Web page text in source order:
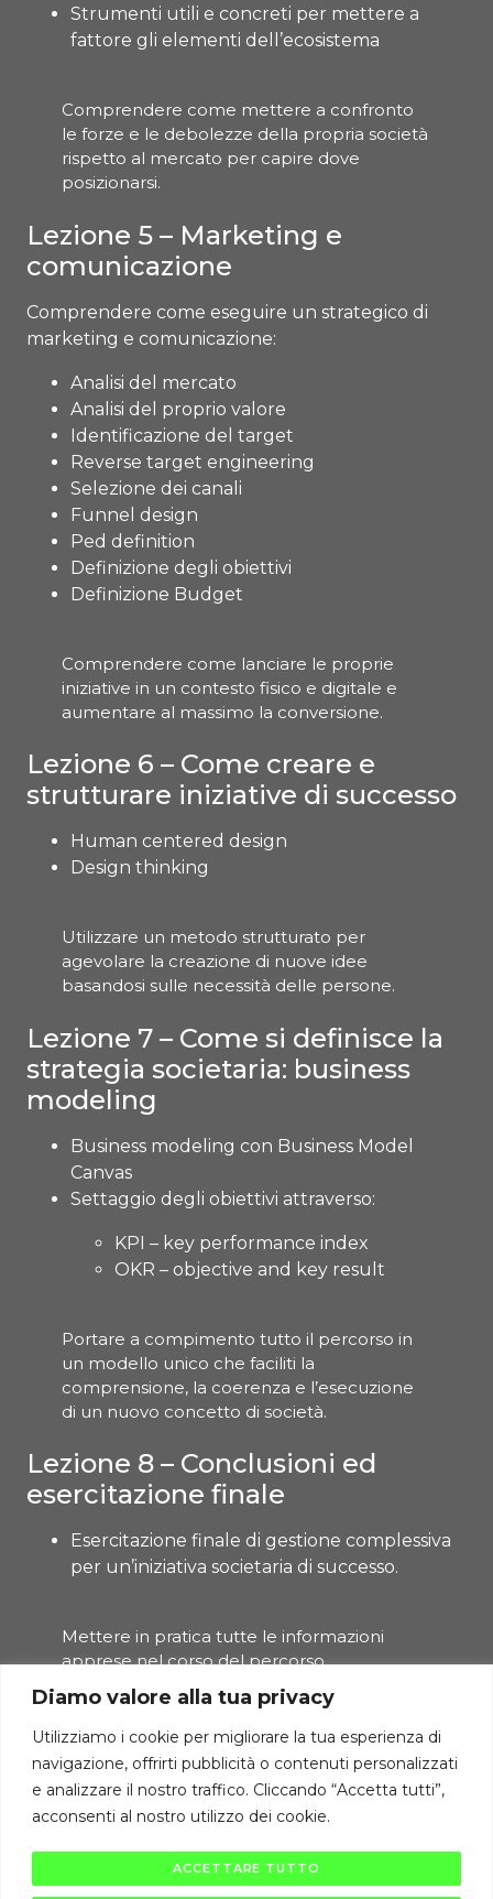
Diamo valore alla tua privacy
Utilizziamo i cookie per migliorare la tua esperienza di
navigazione, offrirti pubblicità o contenuti personalizzati
e analizzare il nostro traffico. Cliccando “Accetta tutti”,
acconsenti al nostro utilizzo dei cookie.
ACCETTARE TUTTO
Strumenti utili e concreti per mettere a
fattore gli elementi dell’ecosistema
Comprendere come mettere a confronto
le forze e le debolezze della propria società
rispetto al mercato per capire dove
posizionarsi.
Lezione 5 – Marketing e
comunicazione
Comprendere come eseguire un strategico di
marketing e comunicazione:
Analisi del mercato
Analisi del proprio valore
Identificazione del target
Reverse target engineering
Selezione dei canali
Funnel design
Ped definition
Definizione degli obiettivi
Definizione Budget
Comprendere come lanciare le proprie
iniziative in un contesto fisico e digitale e
aumentare al massimo la conversione.
Lezione 6 – Come creare e
strutturare iniziative di successo
Human centered design
Design thinking
Utilizzare un metodo strutturato per
agevolare la creazione di nuove idee
basandosi sulle necessità delle persone.
Lezione 7 – Come si definisce la
strategia societaria: business
modeling
Business modeling con Business Model
Canvas
Settaggio degli obiettivi attraverso:
KPI – key performance index
OKR – objective and key result
Portare a compimento tutto il percorso in
un modello unico che faciliti la
comprensione, la coerenza e l’esecuzione
di un nuovo concetto di società.
Lezione 8 – Conclusioni ed
esercitazione finale
Esercitazione finale di gestione complessiva
per un’iniziativa societaria di successo.
Mettere in pratica tutte le informazioni
apprese nel corso del percorso.
Torna alla Lezione
Diritti di autore riservati Cambiodicampo ©
La pubblicazione e diffusione di questi contenuti è severamente vietata